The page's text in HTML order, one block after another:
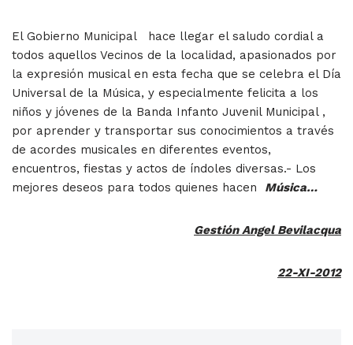
El Gobierno Municipal hace llegar el saludo cordial a
todos aquellos Vecinos de la localidad, apasionados por
la expresión musical en esta fecha que se celebra el Día
Universal de la Música, y especialmente felicita a los
niños y jóvenes de la Banda Infanto Juvenil Municipal ,
por aprender y transportar sus conocimientos a través
de acordes musicales en diferentes eventos,
encuentros, fiestas y actos de índoles diversas.- Los
mejores deseos para todos quienes hacen Música…
Gestión Angel Bevilacqua
22-XI-2012